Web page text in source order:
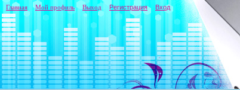
Главная Мой профиль Выход Регистрация Вход